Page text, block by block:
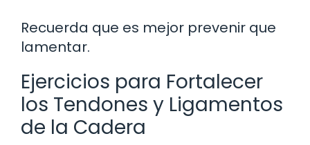
Recuerda que es mejor prevenir que
lamentar.
Ejercicios para Fortalecer
los Tendones y Ligamentos
de la Cadera